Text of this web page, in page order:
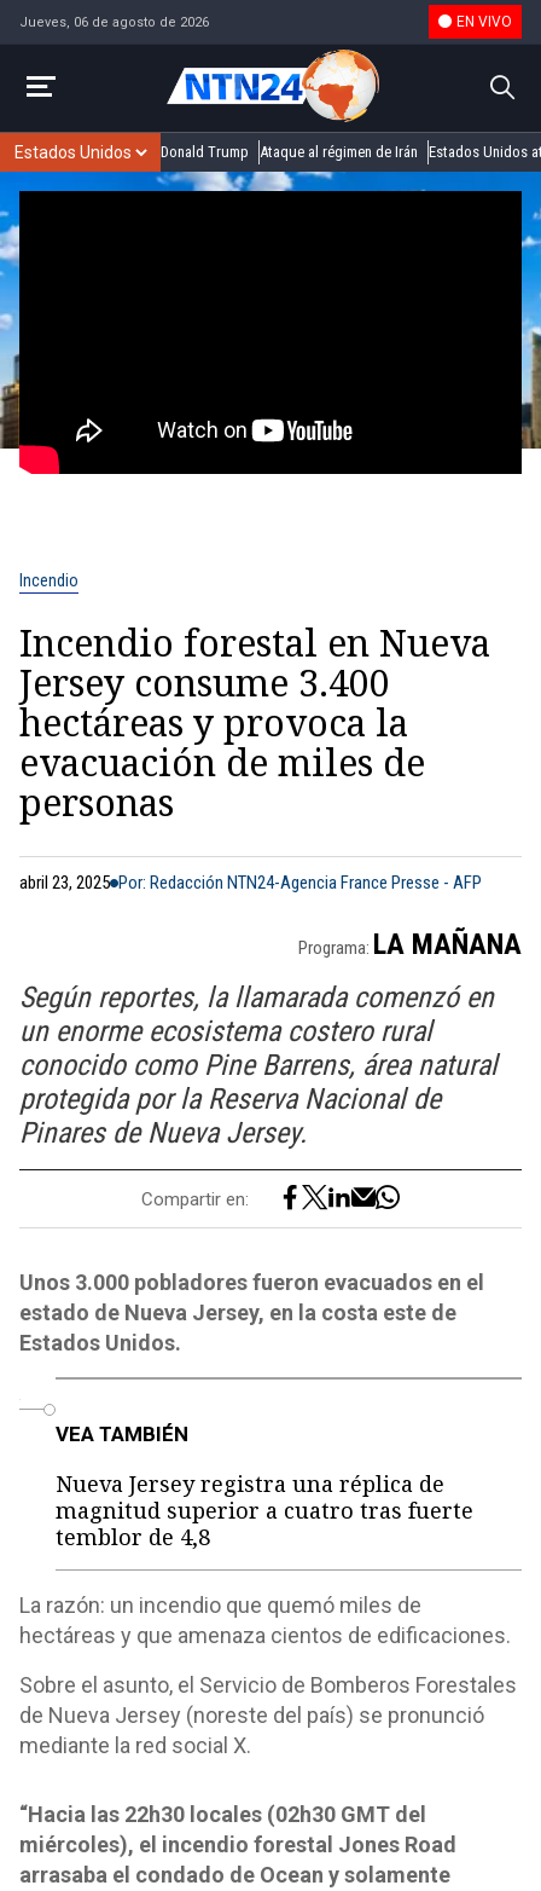
Jueves, 06 de agosto de 2026 EN VIVO
Donald Trump Ataque al régimen de Irán Estados Unidos
Incendio
Incendio forestal en Nueva
Jersey consume 3.400
hectáreas y provoca la
evacuación de miles de
personas
abril 23, 2025 Por: Redacción NTN24-Agencia France Presse - AFP
Programa: LA MAÑANA
Según reportes, la llamarada comenzó en
un enorme ecosistema costero rural
conocido como Pine Barrens, área natural
protegida por la Reserva Nacional de
Pinares de Nueva Jersey.
Compartir en:
Unos 3.000 pobladores fueron evacuados en el
estado de Nueva Jersey, en la costa este de
Estados Unidos.
VEA TAMBIÉN
Nueva Jersey registra una réplica de
magnitud superior a cuatro tras fuerte
temblor de 4,8
La razón: un incendio que quemó miles de
hectáreas y que amenaza cientos de edificaciones.
Sobre el asunto, el Servicio de Bomberos Forestales
de Nueva Jersey (noreste del país) se pronunció
mediante la red social X.
“Hacia las 22h30 locales (02h30 GMT del
miércoles), el incendio forestal Jones Road
arrasaba el condado de Ocean y solamente